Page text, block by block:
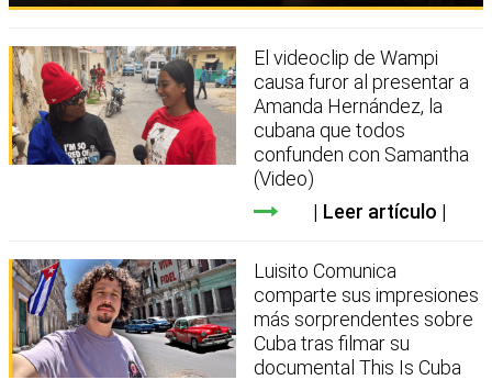
El videoclip de Wampi
causa furor al presentar a
Amanda Hernández, la
cubana que todos
confunden con Samantha
(Video)
Leer artículo
Luisito Comunica
comparte sus impresiones
más sorprendentes sobre
Cuba tras filmar su
documental This Is Cuba